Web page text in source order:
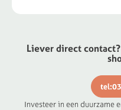
Liever direct
Investeer in een duurzame